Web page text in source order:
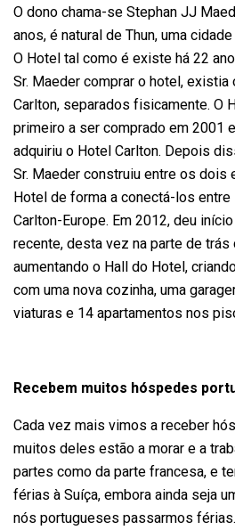
O dono chama-se Stephan JJ
anos, é natural de Thun, uma
O Hotel tal como é existe há 22
Sr. Maeder comprar o hotel,
Carlton, separados fisicamente. O
primeiro a ser comprado em 2001
adquiriu o Hotel Carlton. Depois
Sr. Maeder construiu entre os
Hotel de forma a conectá-los
Carlton-Europe. Em 2012, deu
recente, desta vez na parte de trás
aumentando o Hall do Hotel,
com uma nova cozinha, uma
viaturas e 14 apartamentos nos
Recebem muitos hóspedes
Cada vez mais vimos a receber
muitos deles estão a morar e a
partes como da parte francesa, e
férias à Suíça, embora ainda seja
nós portugueses passarmos férias.